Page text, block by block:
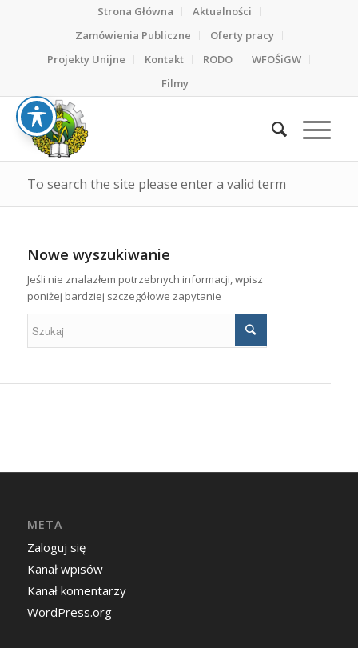
Strona Główna
Aktualności
Zamówienia Publiczne
Oferty pracy
Projekty Unijne
Kontakt RODO
WFOŚiGW
Filmy
To search the site please enter a valid term
Nowe wyszukiwanie
Jeśli nie znalazłem potrzebnych informacji, wpisz
poniżej bardziej szczegółowe zapytanie
META
Zaloguj się
Kanał wpisów
Kanał komentarzy
WordPress.org